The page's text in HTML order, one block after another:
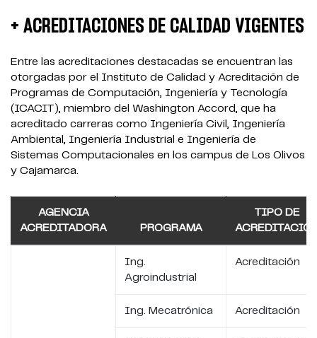
+ ACREDITACIONES DE CALIDAD VIGENTES
Entre las acreditaciones destacadas se encuentran las
otorgadas por el Instituto de Calidad y Acreditación de
Programas de Computación, Ingeniería y Tecnología
(ICACIT), miembro del Washington Accord, que ha
acreditado carreras como Ingeniería Civil, Ingeniería
Ambiental, Ingeniería Industrial e Ingeniería de
Sistemas Computacionales en los campus de Los Olivos
y Cajamarca.
AGENCIA
ACREDITADORA
PROGRAMA
TIPO DE
Ing.
Agroindustrial
Acreditación
Ing. Mecatrónica Acreditación